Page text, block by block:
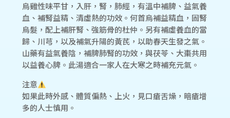
烏雞性味平甘，入肝，腎，肺經，有溫中補脾、益氣養
血、補腎益精、清虛熱的功效。何首烏補益精血，固腎
烏髮，配上補肝腎、強筋骨的杜仲。另有補虛養血的當
歸、川芎，以及補氣升陽的黃芪，以助春天生發之氣。
山藥有益氣養陰，補脾肺腎的功效，與茯苓、大棗共用
以益養心脾。此湯適合一家人在大寒之時補充元氣。
注意
如果此時外感、體質偏熱、上火，見口瘡舌燥，暗瘡增
多的人士慎用。